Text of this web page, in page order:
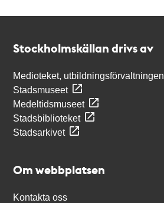
Stockholmskällan drivs av
Medioteket, utbildningsförvaltningen
Stadsmuseet
Medeltidsmuseet
Stadsbiblioteket
Stadsarkivet
Om webbplatsen
Kontakta oss